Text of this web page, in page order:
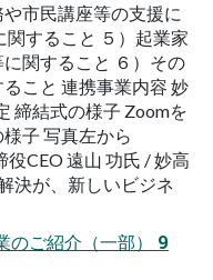
市民講座等の支援に
すること ５）起業家
関すること ６）その
こと 連携事業内容 妙
締結式の様子 Zoomを
子 写真左から
CEO 遠山 功氏 / 妙高
決が、新しいビジネ
のご紹介（一部） 9